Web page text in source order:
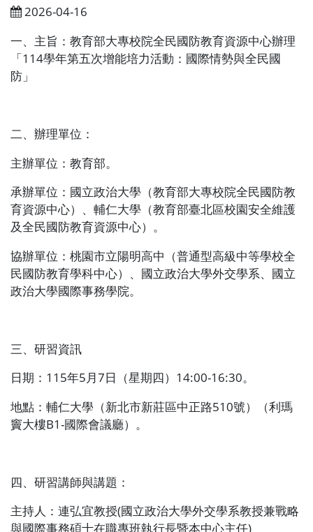
2026-04-16
一、主旨：教育部大專校院全民國防教育資源中心辦理
「114學年第五次增能培力活動：國際情勢與全民國
防」
二、辦理單位：
主辦單位：教育部。
承辦單位：國立政治大學（教育部大專校院全民國防教
育資源中心）、輔仁大學（教育部臺北區校園安全維護
及全民國防教育資源中心）。
協辦單位：桃園市立陽明高中（普通型高級中等學校全
民國防教育學科中心）、國立政治大學外交學系、國立
政治大學國際事務學院。
三、研習資訊
日期： 115年5月7日（星期四） 14:00-16:30。
地點：輔仁大學（新北市新莊區中正路510號）（利瑪
竇大樓B1-國際會議廳）。
四、研習講師與講題：
主持人：連弘宜教授(國立政治大學外交學系教授兼戰略
與國際事務碩士在職專班執行長暨本中心主任)